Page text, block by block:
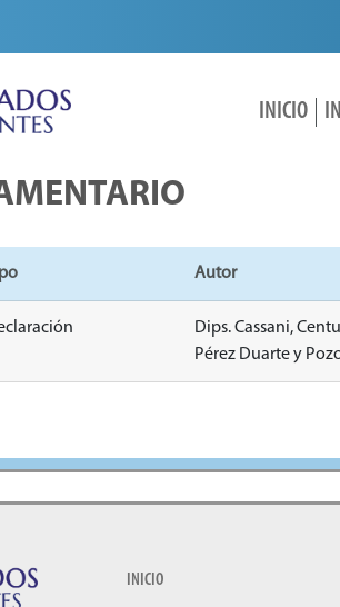
INICIO
Autor
Dips. Cassani,
Pérez Duarte y
INICIO